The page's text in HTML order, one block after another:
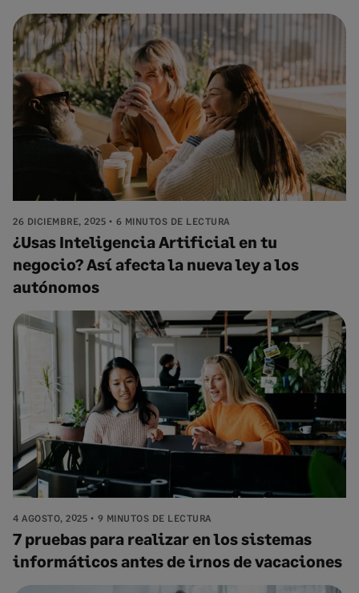
26 DICIEMBRE, 2025 6 MINUTOS DE LECTURA
¿Usas Inteligencia Artificial en tu
negocio? Así afecta la nueva ley a los
autónomos
4 AGOSTO, 2025 9 MINUTOS DE LECTURA
7 pruebas para realizar en los sistemas
informáticos antes de irnos de vacaciones